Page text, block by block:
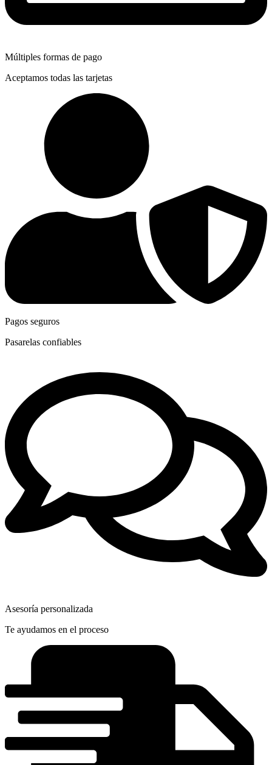
Múltiples formas de pago
Aceptamos todas las tarjetas
Pagos seguros
Pasarelas confiables
Asesoría personalizada
Te ayudamos en el proceso